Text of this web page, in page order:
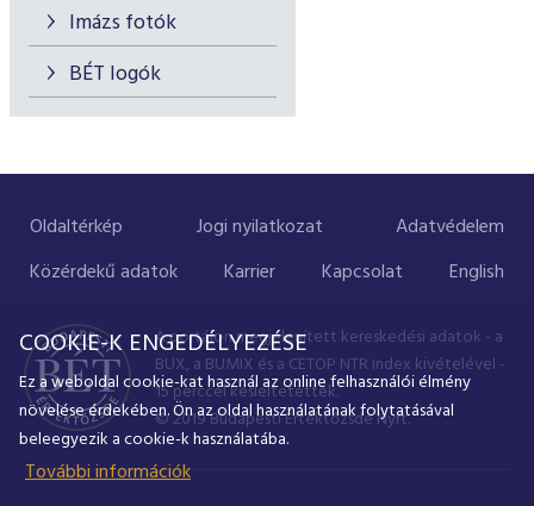
Imázs fotók
BÉT logók
Oldaltérkép Jogi nyilatkozat
Adatvédelem
Közérdekű adatok
Karrier Kapcsolat English
A portálon megjelenített kereskedési adatok - a
BUX, a BUMIX és a CETOP NTR index kivételével -
15 perccel késleltetettek.
© 2019 Budapesti Értéktőzsde Nyrt.
COOKIE-K ENGEDÉLYEZÉSE
Ez a weboldal cookie-kat használ az online felhasználói élmény
növelése érdekében. Ön az oldal használatának folytatásával
beleegyezik a cookie-k használatába.
További információk